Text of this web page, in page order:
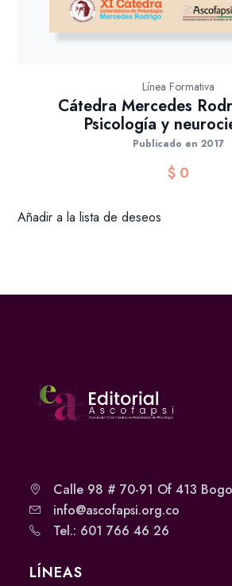
Línea Formativa
Cátedra Mercedes
Psicología y
Publicado en 2017
$0
Añadir a la lista de deseos
Calle 98 # 70-91 Of 413
info@ascofapsi.org.co
Tel.: 601 766 46 26
LÍNEAS